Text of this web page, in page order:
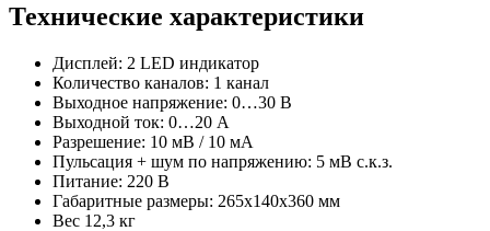
Технические характеристики
Дисплей: 2 LED индикатор
Количество каналов: 1 канал
Выходное напряжение: 0…30 В
Выходной ток: 0…20 А
Разрешение: 10 мВ / 10 мА
Пульсация + шум по напряжению: 5 мВ с.к.з.
Питание: 220 В
Габаритные размеры: 265x140x360 мм
Вес 12,3 кг